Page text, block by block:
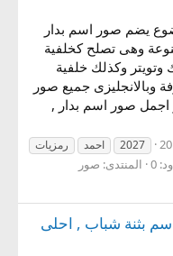
يضم صور اسم بدار
وهى تصلح كخلفية
وكذلك خلفية
وبالانجليزى جميع صور
اجمل صور اسم بدار ,
2027 احمد
رمزيات
0 المنتدى: صور
بثنة شباب , احلى